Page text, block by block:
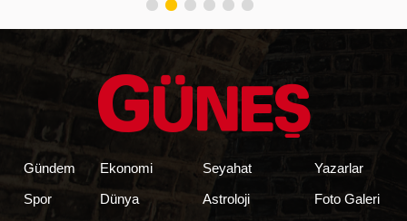
Gündem
Spor
Ekonomi
Dünya
Seyahat
Astroloji
Yazarlar
Foto Galeri